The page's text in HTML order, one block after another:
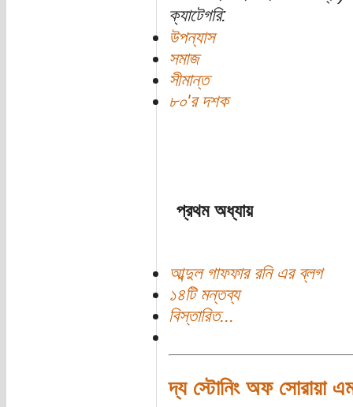
ক্যাটেগরি:
উপন্যাস
সমাজ
সীমান্ত
৮০'র দশক
প্রথম অধ্যায়
আব্দুল গাফফার রনি এর ব্লগ
১৪টি মন্তব্য
বিস্তারিত...
দ্য স্টোনিং অফ সোরায়া